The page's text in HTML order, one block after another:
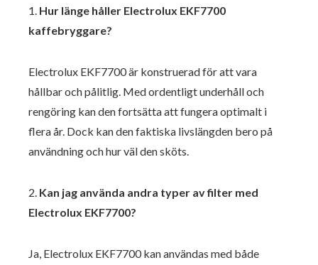
1. Hur länge håller Electrolux EKF7700
kaffebryggare?
Electrolux EKF7700 är konstruerad för att vara
hållbar och pålitlig. Med ordentligt underhåll och
rengöring kan den fortsätta att fungera optimalt i
flera år. Dock kan den faktiska livslängden bero på
användning och hur väl den sköts.
2. Kan jag använda andra typer av filter med
Electrolux EKF7700?
Ja, Electrolux EKF7700 kan användas med både